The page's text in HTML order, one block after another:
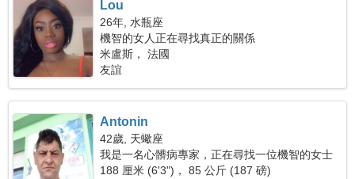
Lou
26年, 水瓶座
機智的女人正在尋找真正的關係
米盧斯， 法國
友誼
Antonin
42歲, 天蠍座
我是一名心髒病專家，正在尋找一位機智的女士
188 厘米 (6'3")， 85 公斤 (187 磅)